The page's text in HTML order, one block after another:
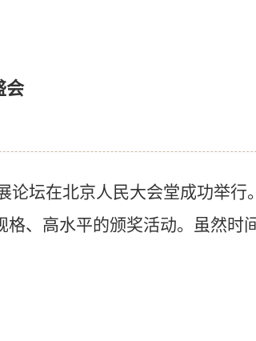
会
论坛在北京人民大会堂成功举行
、高水平的颁奖活动。虽然时